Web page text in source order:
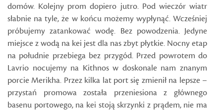
domów. Kolejny prom dopiero jutro. Pod wieczór wiatr
słabnie na tyle, że w końcu możemy wypłynąć. Wcześniej
próbujemy zatankować wodę. Bez powodzenia. Jedyne
miejsce z wodą na kei jest dla nas zbyt płytkie. Nocny etap
na południe przebiega bez przygód. Przed powrotem do
Lavrio nocujemy na Kithnos w doskonale nam znanym
porcie Merikha. Przez kilka lat port się zmienił na lepsze –
przystań promowa została przeniesiona z głównego
basenu portowego, na kei stoją skrzynki z prądem, nie ma